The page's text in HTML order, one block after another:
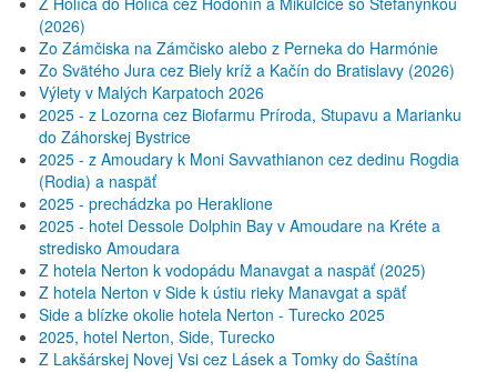
(2026)
Zo Zámčiska na Zámčisko alebo z Perneka do Harmónie
Zo Svätého Jura cez Biely kríž a Kačín do Bratislavy (2026)
Výlety v Malých Karpatoch 2026
2025 - z Lozorna cez Biofarmu Príroda, Stupavu a Marianku
do Záhorskej Bystrice
2025 - z Amoudary k Moni Savvathianon cez dedinu Rogdia
(Rodia) a naspäť
2025 - prechádzka po Heraklione
2025 - hotel Dessole Dolphin Bay v Amoudare na Kréte a
stredisko Amoudara
Z hotela Nerton k vodopádu Manavgat a naspäť (2025)
Z hotela Nerton v Side k ústiu rieky Manavgat a späť
Side a blízke okolie hotela Nerton - Turecko 2025
2025, hotel Nerton, Side, Turecko
Z Lakšárskej Novej Vsi cez Lásek a Tomky do Šaštína